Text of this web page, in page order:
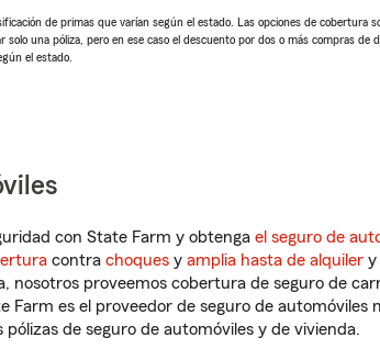
de primas que varían según el estado. Las opciones de cobertura
una póliza, pero en ese caso el descuento por dos o más compras
el estado.
con State Farm y obtenga el seguro de
contra choques y amplia hasta de alquiler y
nosotros proveemos cobertura de seguro de
Farm es el proveedor de seguro de automóviles
de seguro de automóviles y de vivienda.